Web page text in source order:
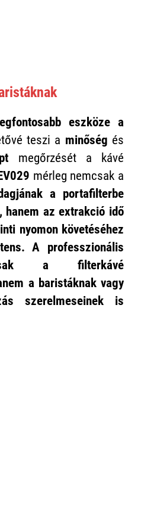
eszköze a
teszi a minőség és
megőrzését a kávé
mérleg nemcsak a
a portafilterbe
, hanem az extrakció idő
nyomon követéséhez
A professzionális
a filterkávé
a baristáknak vagy
szerelmeseinek is